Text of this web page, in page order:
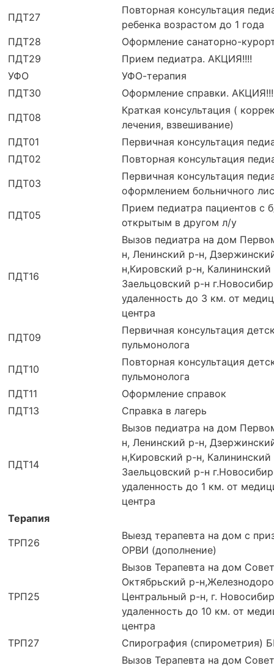
ПДТ27
Повторная консультация
ребенка возрастом до 1 года
ПДТ28
Оформление санаторно-
ПДТ29
Прием педиатра. АКЦИЯ!!!!
УФО
УФО-терапия
ПДТ30
Оформление справки.
ПДТ08
Краткая консультация (
лечения, взвешивание)
ПДТ01
Первичная консультация
ПДТ02
Повторная консультация
ПДТ03
Первичная консультация
оформлением больничного
ПДТ05
Прием педиатра пациентов с
открытым в другом л/у
ПДТ16
Вызов педиатра на дом
н, Ленинский р-н,
н,Кировский р-н, Калининский
Заельцовский р-н
удаленность до 3 км. от
центра
ПДТ09
Первичная консультация
пульмонолога
ПДТ10
Повторная консультация
пульмонолога
ПДТ11
Оформление справок
ПДТ13
Справка в лагерь
ПДТ14
Вызов педиатра на дом
н, Ленинский р-н,
н,Кировский р-н, Калининский
Заельцовский р-н
удаленность до 1 км. от
центра
Терапия
ТРП26
Выезд терапевта на дом с
ОРВИ (дополнение)
ТРП25
Вызов Терапевта на дом
Октябрьский р-
Центральный р-н, г.
удаленность до 10 км. от
центра
ТРП27
Спирография (спирометрия)
Вызов Терапевта на дом